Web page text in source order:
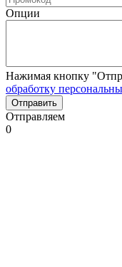
Опции
Нажимая кнопку
обработку
Отправляем
0